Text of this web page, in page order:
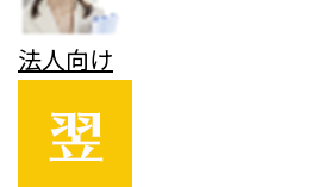
法人向け